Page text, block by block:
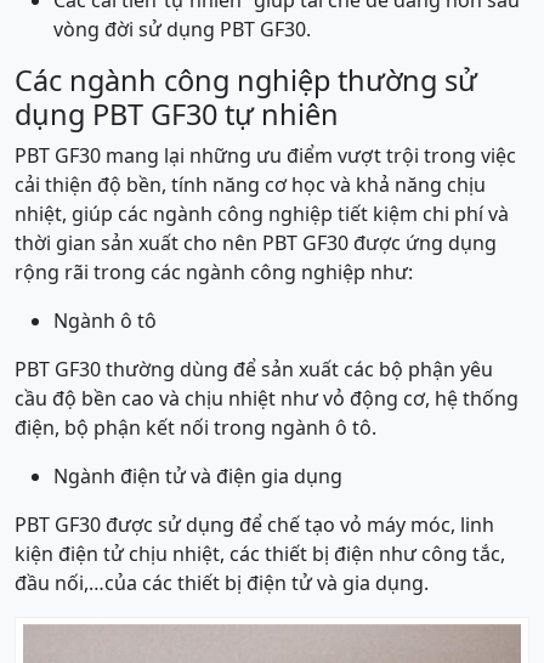
vòng đời sử dụng PBT GF30.
Các ngành công nghiệp thường sử
dụng PBT GF30 tự nhiên
PBT GF30 mang lại những ưu điểm vượt trội trong việc
cải thiện độ bền, tính năng cơ học và khả năng chịu
nhiệt, giúp các ngành công nghiệp tiết kiệm chi phí và
thời gian sản xuất cho nên PBT GF30 được ứng dụng
rộng rãi trong các ngành công nghiệp như:
Ngành ô tô
PBT GF30 thường dùng để sản xuất các bộ phận yêu
cầu độ bền cao và chịu nhiệt như vỏ động cơ, hệ thống
điện, bộ phận kết nối trong ngành ô tô.
Ngành điện tử và điện gia dụng
PBT GF30 được sử dụng để chế tạo vỏ máy móc, linh
kiện điện tử chịu nhiệt, các thiết bị điện như công tắc,
đầu nối,…của các thiết bị điện tử và gia dụng.